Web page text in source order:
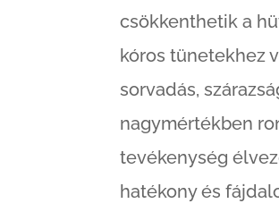
csökkenthetik a
kóros tünetekhez
sorvadás,
nagymértékben
tevékenység
hatékony és